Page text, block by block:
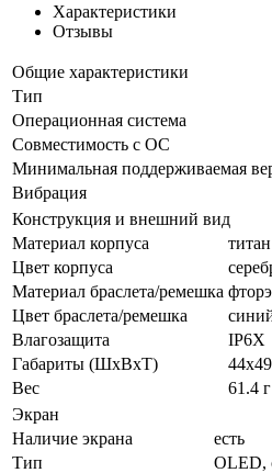
Характеристики
Отзывы
Общие характеристики
Тип
Операционная система
Совместимость с ОС
Минимальная поддерживаемая
Вибрация
Конструкция и внешний вид
Материал корпуса
титан
Цвет корпуса
Материал браслета/ремешка
Цвет браслета/ремешка
Влагозащита
IP6X
Габариты (ШхВхТ)
Вес
61.4 г
Экран
Наличие экрана
есть
Тип
OLED,